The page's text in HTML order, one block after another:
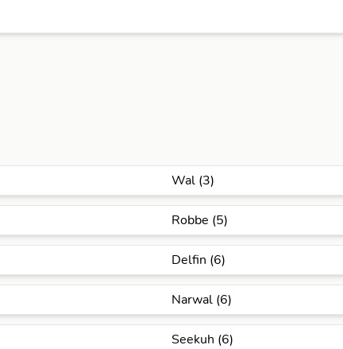
Wal (3)
Robbe (5)
Delfin (6)
Narwal (6)
Seekuh (6)